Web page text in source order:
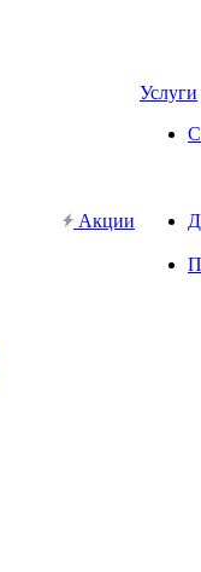
Акции
Услуги